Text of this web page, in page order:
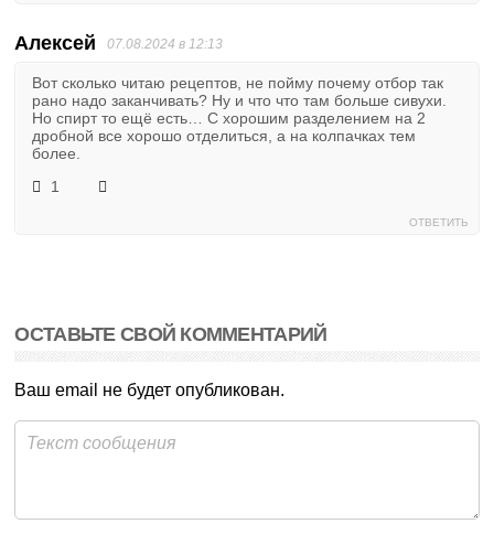
Алексей 07.08.2024 в 12:13
Вот сколько читаю рецептов, не пойму почему отбор так
рано надо заканчивать? Ну и что что там больше сивухи.
Но спирт то ещё есть… С хорошим разделением на 2
дробной все хорошо отделиться, а на колпачках тем
более.
1
ОТВЕТИТЬ
ОСТАВЬТЕ СВОЙ КОММЕНТАРИЙ
Ваш email не будет опубликован.